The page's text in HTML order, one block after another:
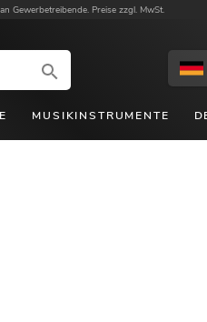
Gewerbetreibende. Preise zzgl. MwSt.
MUSIKINSTRUMENTE